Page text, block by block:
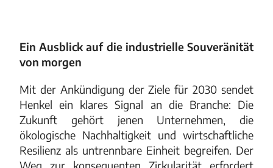
Ein Ausblick auf die industrielle Souveränität
von morgen
Mit der Ankündigung der Ziele für 2030 sendet
Henkel ein klares Signal an die Branche: Die
Zukunft gehört jenen Unternehmen, die
ökologische Nachhaltigkeit und wirtschaftliche
Resilienz als untrennbare Einheit begreifen. Der